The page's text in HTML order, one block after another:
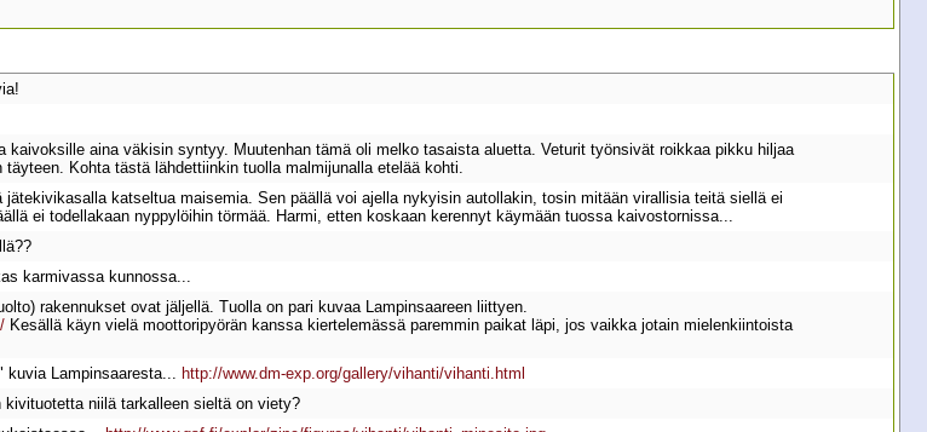
kaivoksille aina väkisin syntyy. Muutenhan tämä oli melko tasaista aluetta. Veturit työnsivät roikkaa pikku hiljaa
Kohta tästä lähdettiinkin tuolla malmijunalla etelää kohti.
katseltua maisemia. Sen päällä voi ajella nykyisin autollakin, tosin mitään virallisia teitä siellä ei
ei todellakaan nyppylöihin törmää. Harmi, etten koskaan kerennyt käymään tuossa kaivostornissa...
karmivassa kunnossa...
rakennukset ovat jäljellä. Tuolla on pari kuvaa Lampinsaareen liittyen.
Kesällä käyn vielä moottoripyörän kanssa kiertelemässä paremmin paikat läpi, jos vaikka jotain mielenkiintoista
kuvia Lampinsaaresta... http://www.dm-exp.org/gallery/vihanti/vihanti.html
niilä tarkalleen sieltä on viety?